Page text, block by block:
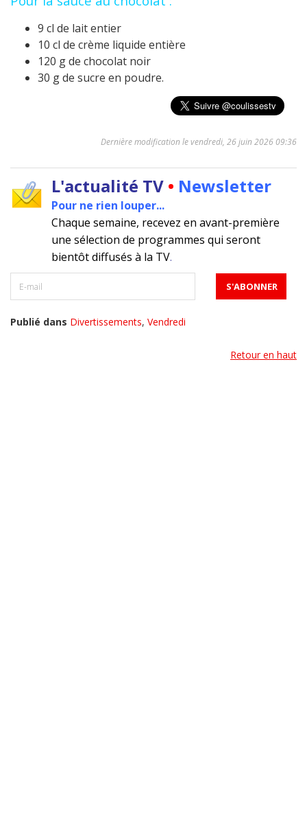
9 cl de lait entier
10 cl de crème liquide entière
120 g de chocolat noir
30 g de sucre en poudre.
Dernière modification le vendredi, 26 juin 2026 09:36
L'actualité TV • Newsletter
Pour ne rien louper...
Chaque semaine, recevez en avant-première
une sélection de programmes qui seront
bientôt diffusés à la TV.
Publié dans Divertissements, Vendredi
Retour en haut